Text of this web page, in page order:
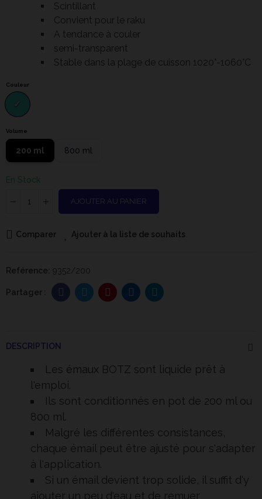
Scintillant
Convient pour le raku
A tendance à couler
semi-transparent
Stable dans la plage de cuisson 1020°-1060°C
Couleur
Volume
200 ml 800 ml
En Stock
AJOUTER AU PANIER
Comparer Ajouter à la liste de souhaits
Reférence: 9352/200
DESCRIPTION
Les émaux BOTZ sont liquide prêt à
l'emploi.
Ils sont conditionnés en pot de 200 ml ou
800 ml.
Malgré les différentes consistances,
chaque émail peut être ajusté pour s'adapter
à l'application.
Si un émail devient trop solide, il suffit d'y
ajouter un peu d'eau et de remuer